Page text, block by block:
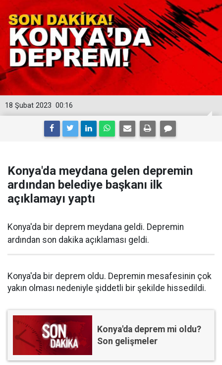
00:16
18 Şubat 2023
Konya'da meydana gelen depremin
ardından belediye başkanı ilk
açıklamayı yaptı
Konya'da bir deprem meydana geldi. Depremin
ardından son dakika açıklaması geldi.
Konya'da bir deprem oldu. Depremin mesafesinin çok
yakın olması nedeniyle şiddetli bir şekilde hissedildi.
Konya'da deprem mi oldu?
Son gelişmeler